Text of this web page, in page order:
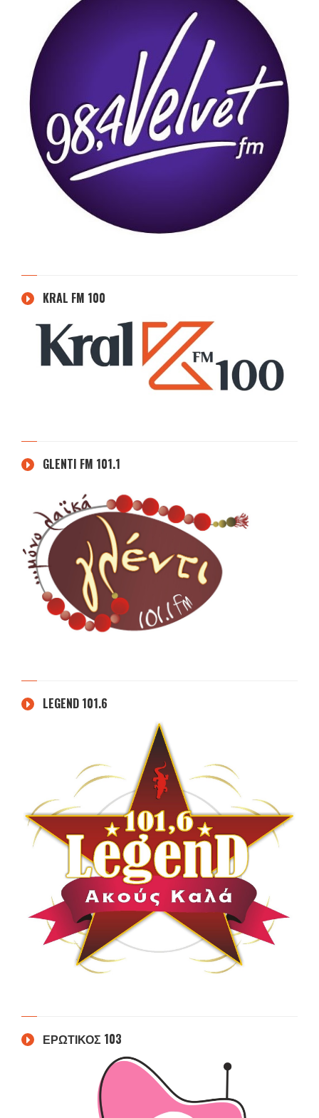
KRAL FM 100
GLENTI FM 101.1
LEGEND 101.6
ΕΡΩΤΙΚΟΣ 103